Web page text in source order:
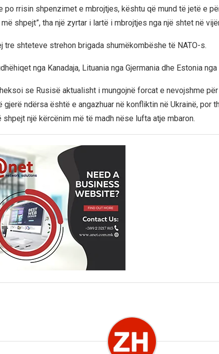
po rrisin shpenzimet e mbrojtjes, kështu që mund të jetë e
shpejt”, tha një zyrtar i lartë i mbrojtjes nga një shtet në
tre shteteve strehon brigada shumëkombëshe të NATO-s.
nga Kanadaja, Lituania nga Gjermania dhe Estonia
se Rusisë aktualisht i mungojnë forcat e nevojshme
gjerë ndërsa është e angazhuar në konfliktin në Ukrainë, por
shpejt një kërcënim më të madh nëse lufta atje mbaron.